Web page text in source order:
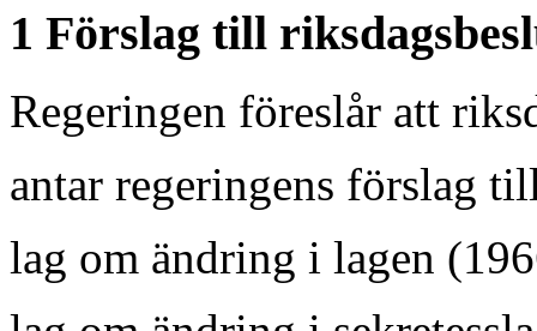
1 Förslag till
Regeringen föreslår att
antar regeringens förslag
lag om ändring i lagen